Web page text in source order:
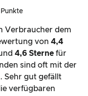
Verbraucher dem
von 4,4
4,6 Sterne für
sind oft mit der
Sehr gut gefällt
verfügbaren